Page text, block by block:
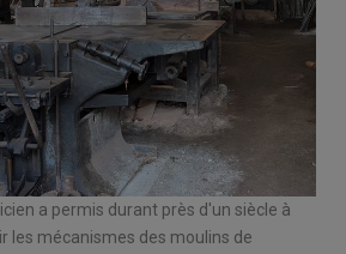
a permis durant près d'un siècle à
les mécanismes des moulins de